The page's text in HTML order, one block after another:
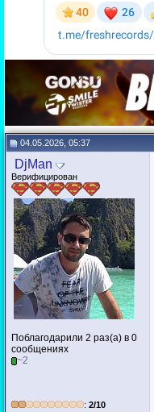
04.05.2026, 05:37
DjMan
Верифицирован
Поблагодарили 2 раз(а) в 0
сообщениях
~2
: 2/10